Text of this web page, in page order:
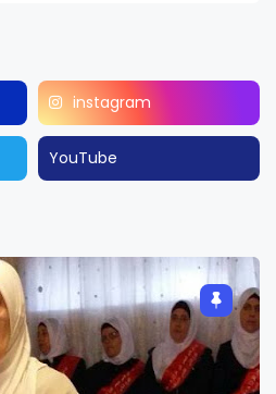
instagram
YouTube